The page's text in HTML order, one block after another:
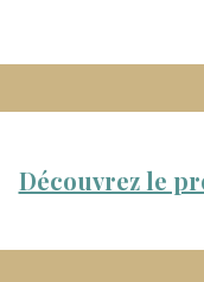
Découvrez le